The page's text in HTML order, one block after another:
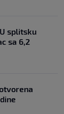
splitsku
sa 6,2